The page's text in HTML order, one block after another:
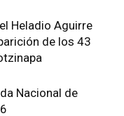
Heladio Aguirre
de los 43
Nacional de